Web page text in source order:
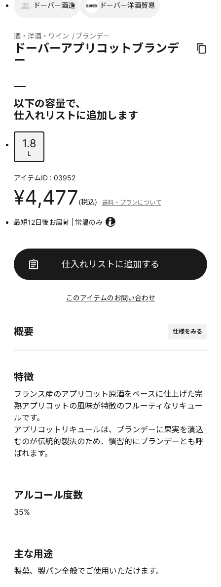
ドーバー酒造 ドーバー洋酒貿易
酒・洋酒・ワイン ブランデー
ドーバーアプリコットブランデ
ー
以下の容量で、
仕入れリストに追加します
1.8
L
アイテムID : 03952
¥4,477(税込) 送料・プランについて
最短12日後お届け 常温のみ
仕入れリストに追加する
このアイテムのお問い合わせ
概要 仕様をみる
特徴
フランス産のアプリコット原酒をベースに仕上げた完
熟アプリコットの風味が特徴のフルーティなリキュー
ルです。
アプリコットリキュールは、ブランデーに果実を漬込
むのが伝統的製法のため、慣習的にブランデーとも呼
ばれます。
アルコール度数
35%
主な用途
製菓、製パン全般でご使用いただけます。